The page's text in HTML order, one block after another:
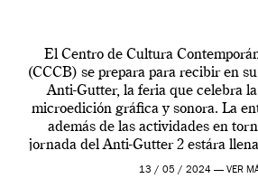
El Centro de Cultura
(CCCB) se prepara para recibir en
Anti-Gutter, la feria que celebra
microedición gráfica y sonora. La
además de las actividades en
jornada del Anti-Gutter 2 estára
[…]
13 / 05 / 2024 — VER